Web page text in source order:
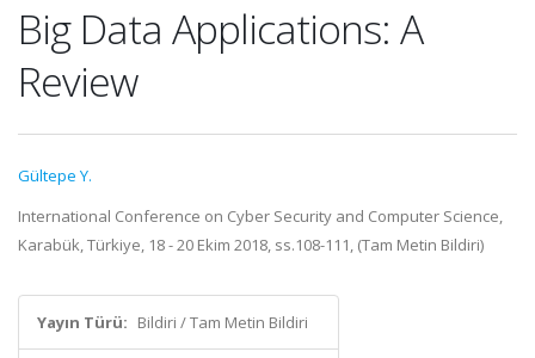
Big Data Applications: A
Review
Gültepe Y.
International Conference on Cyber Security and Computer Science,
Karabük, Türkiye, 18 - 20 Ekim 2018, ss.108-111, (Tam Metin Bildiri)
Yayın Türü: Bildiri / Tam Metin Bildiri